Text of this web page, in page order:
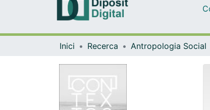
Inici Recerca Antropologia Social